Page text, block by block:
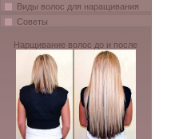
Виды волос для наращивания
Советы
Нарщивание волос до и после